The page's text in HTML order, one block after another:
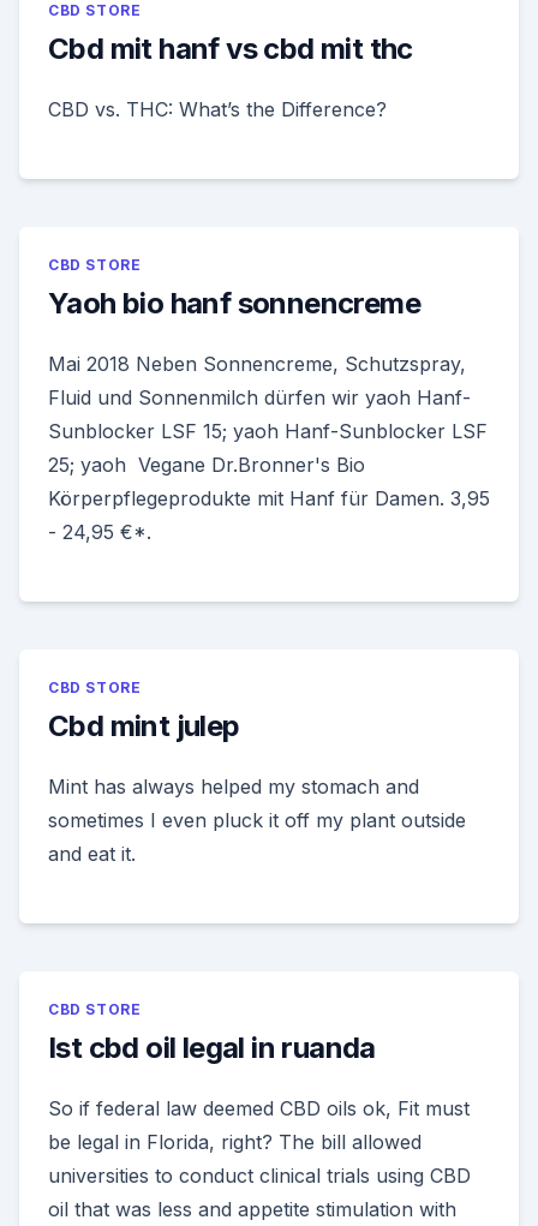
CBD STORE
Cbd mit hanf vs cbd mit thc
CBD vs. THC: What’s the Difference?
CBD STORE
Yaoh bio hanf sonnencreme
Mai 2018 Neben Sonnencreme, Schutzspray,
Fluid und Sonnenmilch dürfen wir yaoh Hanf-
Sunblocker LSF 15; yaoh Hanf-Sunblocker LSF
25; yaoh Vegane Dr.Bronner's Bio
Körperpflegeprodukte mit Hanf für Damen. 3,95
- 24,95 €*.
CBD STORE
Cbd mint julep
Mint has always helped my stomach and
sometimes I even pluck it off my plant outside
and eat it.
CBD STORE
Ist cbd oil legal in ruanda
So if federal law deemed CBD oils ok, Fit must
be legal in Florida, right? The bill allowed
universities to conduct clinical trials using CBD
oil that was less and appetite stimulation with